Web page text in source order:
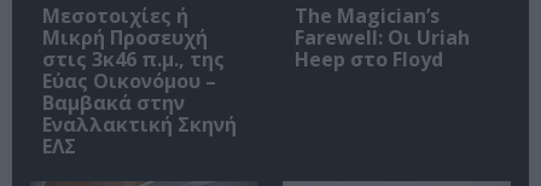
Μεσοτοιχίες ή
Μικρή Προσευχή
στις 3κ46 π.μ., της
Εύας Οικονόμου –
Βαμβακά στην
Εναλλακτική Σκηνή
ΕΛΣ
The Magician’s
Farewell: Οι Uriah
Heep στο Floyd